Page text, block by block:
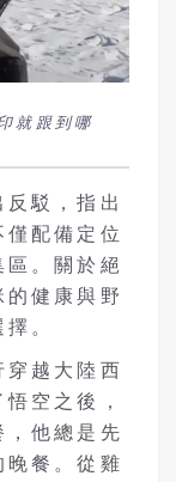
就跟到哪
駁，指出
配備定位
。關於絕
健康與野
。
穿越大陸西
空之後，
他總是先
餐。從雞